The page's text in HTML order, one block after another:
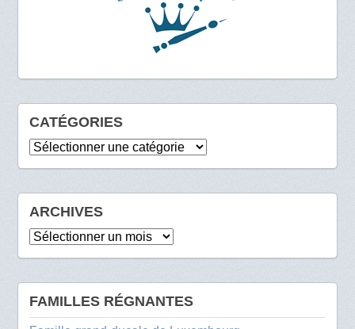
CATÉGORIES
Catégories
ARCHIVES
Archives
FAMILLES RÉGNANTES